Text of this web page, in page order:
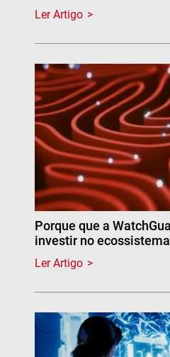
Ler Artigo
Porque que a
investir no
Ler Artigo